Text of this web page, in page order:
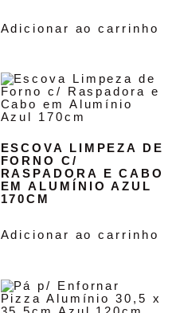
Adicionar ao carrinho
ESCOVA LIMPEZA DE
FORNO C/
RASPADORA E CABO
EM ALUMÍNIO AZUL
170CM
Adicionar ao carrinho